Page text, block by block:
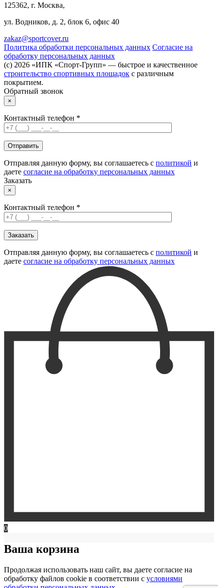
125362, г. Москва,
ул. Водников, д. 2, блок 6, офис 40
zakaz@sportcover.ru
Политика обработки персональных данных Согласие на
обработку персональных данных
(c) 2026 «ИПК «Спорт-Групп» — быстрое и качественное
строительство спортивных площадок с различным
покрытием.
Обратный звонок
×
Контактный телефон *
Отправляя данную форму, вы соглашаетесь с политикой и
даете согласие на обработку персональных данных
Заказать
×
Контактный телефон *
Отправляя данную форму, вы соглашаетесь с политикой и
даете согласие на обработку персональных данных
0
Ваша корзина
Продолжая использовать наш сайт, вы даете согласие на
обработку файлов cookie в соответствии с условиями